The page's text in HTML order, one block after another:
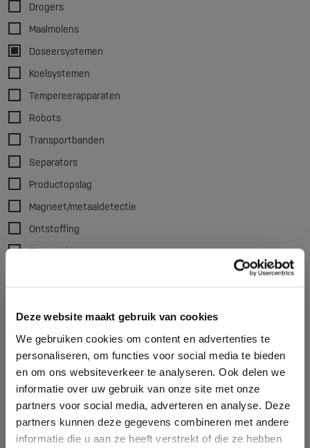
Deze website maakt gebruik van cookies
We gebruiken cookies om content en advertenties te
personaliseren, om functies voor social media te bieden
en om ons websiteverkeer te analyseren. Ook delen we
informatie over uw gebruik van onze site met onze
partners voor social media, adverteren en analyse. Deze
partners kunnen deze gegevens combineren met andere
informatie die u aan ze heeft verstrekt of die ze hebben
Drogers
Maalmolens
Doseersystemen
Koelsystemen
Tempereerapparaten
Robots
Transportbanden
Separators
Productopslag
Magneet/metaaldetectie
Ontstoffing
Accessoires
Alfarobot
Babyplast
Bole
Chinchio Sergio
Crizaf
Industrial Frigo
Marse
Matsui
Mesutronic
Moditec
SchirpMAG
Nauwkeurige dosering
Sysmetric doseersystemen zorgen voor een
nauwkeurige dosering voor masterbatches en